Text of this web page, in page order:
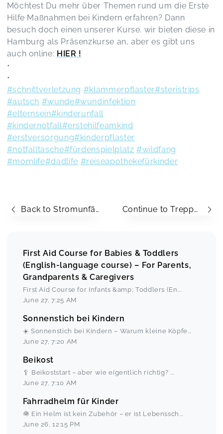
Möchtest Du mehr über Themen rund um die Erste
Hilfe Maßnahmen bei Kindern erfahren? Dann
besuch doch einen unserer Kurse. wir bieten diese in
Hamburg als Präsenzkurse an, aber es gibt uns
auch online: HIER !
•
•
#schnittverletzung #klammerpflaster#steristrips
#autsch #wunde#wundinfektion
#elternsein#kinderunfall
#kindernotfall#erstehilfeamkind
#erstversorgung#kinderpflaster
#notfalltasche#fürdenspielplatz #wildfang
#momlife#dadlife #reiseapothekefürkinder
Back to Stromunfälle im Kindesalter Continue to Treppensturz
First Aid Course for Babies & Toddlers
(English-language course) – For Parents,
Grandparents & Caregivers
First Aid Course for Infants &amp; Toddlers (En ...
June 27 ,7:25 AM
Sonnenstich bei Kindern
☀️ Sonnenstich bei Kindern – Warum kleine Köpfe...
June 27 ,7:20 AM
Beikost
🥄 Beikoststart – aber wie eigentlich richtig? ...
June 27 ,7:10 AM
Fahrradhelm für Kinder
🪖 Ein Helm ist kein Zubehör – er ist Lebenssch ...
June 26 ,12:15 PM